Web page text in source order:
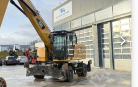
(flèche) 540-1342 1x Vérin
540-1348 Cedpfsv E Dwxjx Aiioha
550-1473/625-7594 1x boîte de
d'huile 589-1115 1x
590-0288 1x bloc radiateur
d'aspiration 637-6650 1x Émission
7899 1x couronne d'orientation
516-9980 1x arbre à cardan